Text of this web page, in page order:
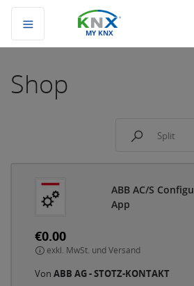
MY KNX
Shop
ABB AC/S Configu
App
€0.00
exkl. MwSt. und Versand
Von ABB AG - STOTZ-KONTAKT